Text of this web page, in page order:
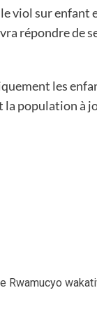
viol sur enfant
répondre de
les
population à
Rwamucyo